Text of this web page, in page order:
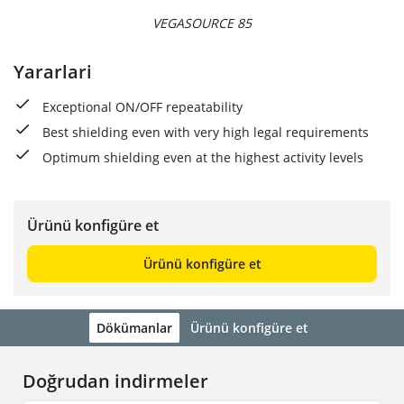
VEGASOURCE 85
Yararlari
Exceptional ON/OFF repeatability
Best shielding even with very high legal requirements
Optimum shielding even at the highest activity levels
Ürünü konfigüre et
Ürünü konfigüre et
Dökümanlar Ürünü konfigüre et
Doğrudan indirmeler